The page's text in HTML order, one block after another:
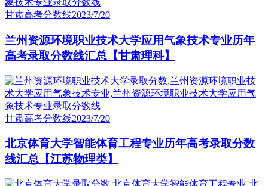
甘肃高考分数线2023/7/20
兰州资源环境职业技术大学应用气象技术专业历年
高考录取分数线汇总【甘肃理科】
甘肃高考分数线2023/7/20
北京体育大学智能体育工程专业历年高考录取分数
线汇总【江苏物理类】